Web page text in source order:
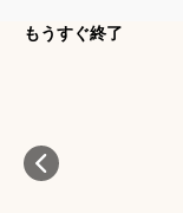
もうすぐ終了